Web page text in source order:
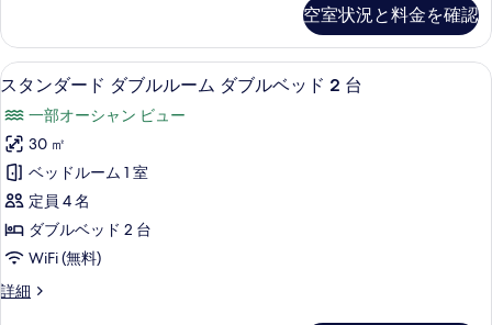
写
真
表
示
す
る
を
表
示
す
る
詳
細
空室状況と料金を確認
ス
ン
ダ
ー
ド
ダ
ル
セーフティボックス (室内)、デスク
6
スタンダード ダブルルーム ダブルベッド 2 台
一部オーシャン ビュー
30 ㎡
ベッドルーム 1 室
定員 4 名
ダブルベッド 2 台
WiFi (無料)
詳細
ス